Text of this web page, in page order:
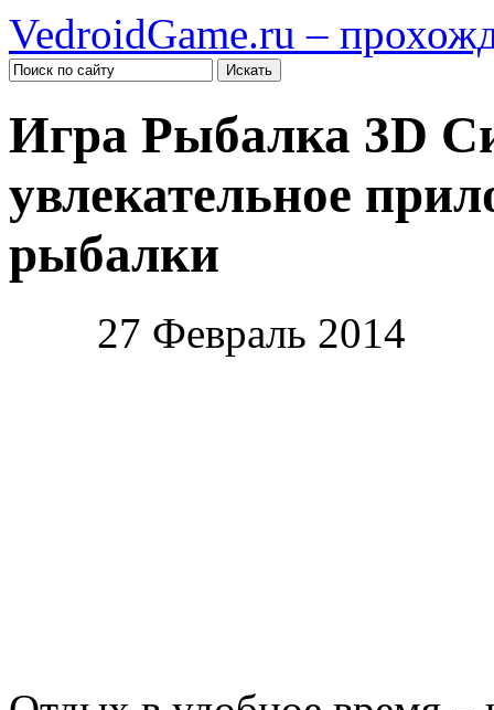
VedroidGame.ru –
Игра Рыбалка 3D
увлекательное
рыбалки
27 Февраль 2014